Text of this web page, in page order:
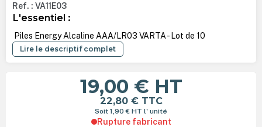
Ref. : VA11E03
L'essentiel :
Piles Energy Alcaline AAA/LR03 VARTA - Lot de 10
Lire le descriptif complet
19,00 € HT
22,80 € TTC
Soit 1,90 € HT l' unité
Rupture fabricant